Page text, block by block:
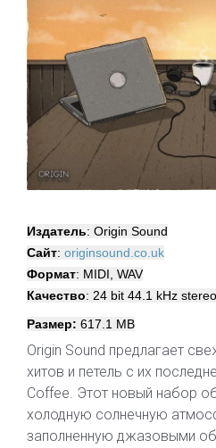
Издатель: Origin Sound
Сайт: originsound.co.uk
Формат: MIDI, WAV
Качество: 24 bit 44.1 kHz stereo
Размер: 617.1 MB
Origin Sound предлагает
хитов и петель с их
Coffee. Этот новый набор
холодную солнечную
заполненную джазовыми